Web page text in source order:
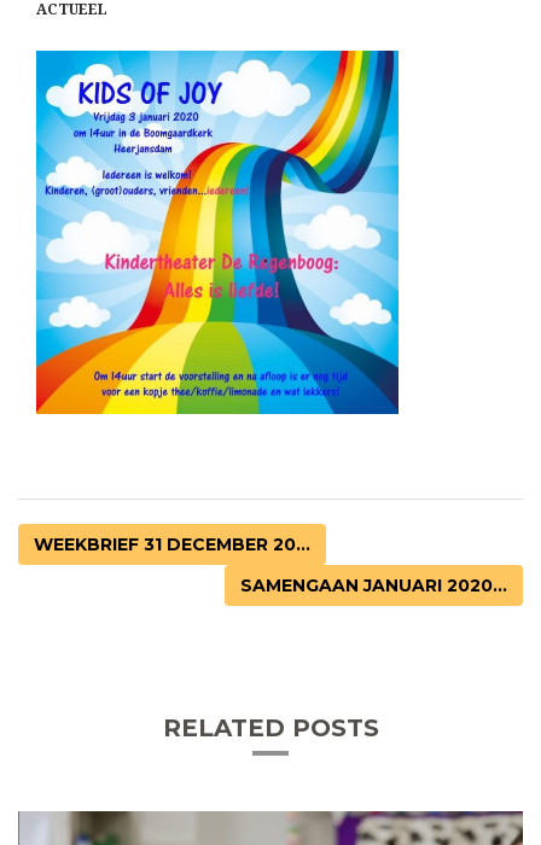
ACTUEEL
WEEKBRIEF 31 DECEMBER 20...
SAMENGAAN JANUARI 2020...
RELATED POSTS